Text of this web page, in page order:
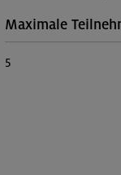
Maximale
5